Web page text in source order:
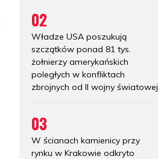
02
Władze USA poszukują
szczątków ponad 81 tys.
żołnierzy amerykańskich
poległych w konfliktach
zbrojnych od II wojny światowej
03
W ścianach kamienicy przy
rynku w Krakowie odkryto